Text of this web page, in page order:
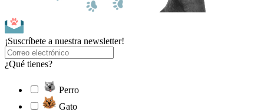
¡Suscríbete a nuestra newsletter!
¿Qué tienes?
Perro
Gato